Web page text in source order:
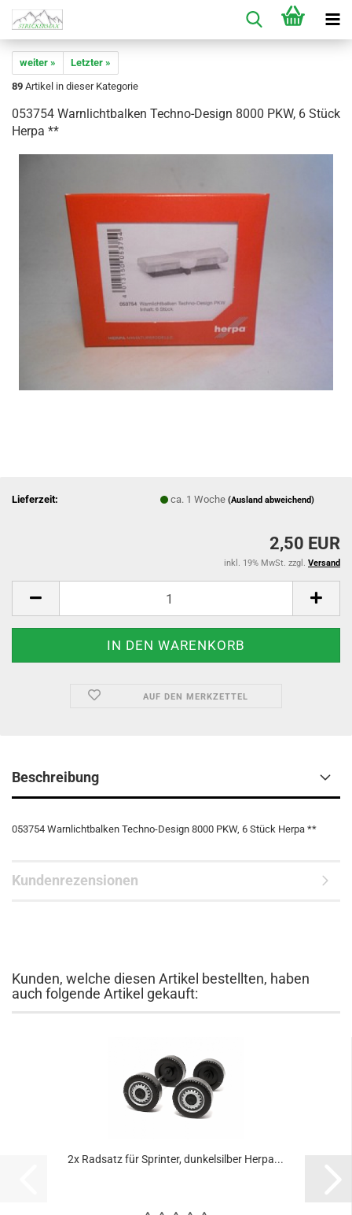
weiter »
Letzter »
89 Artikel in dieser Kategorie
053754 Warnlichtbalken Techno-Design 8000 PKW, 6 Stück
Herpa **
Lieferzeit: ca. 1 Woche(Ausland abweichend)
2,50 EUR
inkl. 19% MwSt. zzgl. Versand
AUF DEN MERKZETTEL
Beschreibung
053754 Warnlichtbalken Techno-Design 8000 PKW, 6 Stück Herpa **
Kundenrezensionen
Kunden, welche diesen Artikel bestellten, haben
auch folgende Artikel gekauft:
2x Radsatz für Sprinter, dunkelsilber Herpa...